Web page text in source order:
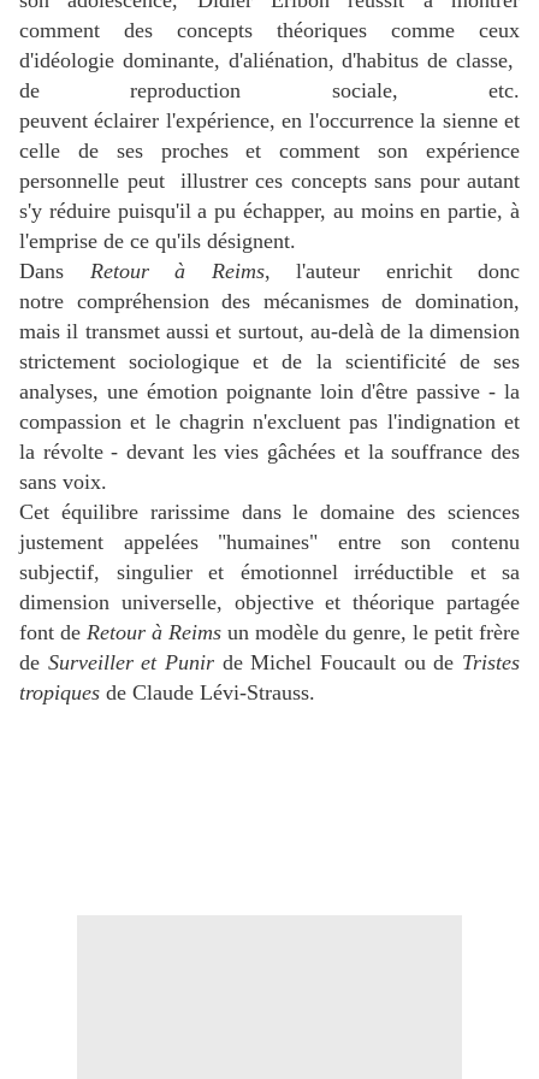
comment des concepts théoriques comme ceux
d'idéologie dominante, d'aliénation, d'habitus de classe,
de reproduction sociale, etc.
peuvent éclairer l'expérience, en l'occurrence la sienne et
celle de ses proches et comment son expérience
personnelle peut illustrer ces concepts sans pour autant
s'y réduire puisqu'il a pu échapper, au moins en partie, à
l'emprise de ce qu'ils désignent.
Dans Retour à Reims, l'auteur enrichit donc
notre compréhension des mécanismes de domination,
mais il transmet aussi et surtout, au-delà de la dimension
strictement sociologique et de la scientificité de ses
analyses, une émotion poignante loin d'être passive - la
compassion et le chagrin n'excluent pas l'indignation et
la révolte - devant les vies gâchées et la souffrance des
sans voix.
Cet équilibre rarissime dans le domaine des sciences
justement appelées "humaines" entre son contenu
subjectif, singulier et émotionnel irréductible et sa
dimension universelle, objective et théorique partagée
font de Retour à Reims un modèle du genre, le petit frère
de Surveiller et Punir de Michel Foucault ou de Tristes
tropiques de Claude Lévi-Strauss.